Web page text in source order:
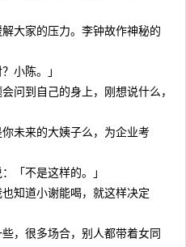
大家的压力。李钟故作神秘的
小陈。」
到自己的身上，刚想说什么，
未来的大姨子么，为企业考
「不是这样的。」
知道小谢能喝，就这样决定
，很多场合，别人都带着女同